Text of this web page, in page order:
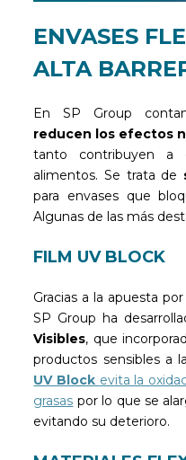
ENVASES
ALTA
En SP Group
reducen los efectos
tanto contribuyen
alimentos. Se trata de
para envases que
Algunas de las más
FILM UV BLOCK
Gracias a la apuesta
SP Group ha
Visibles, que
productos sensibles a
UV Block evita la
grasas por lo que se
evitando su deterioro.